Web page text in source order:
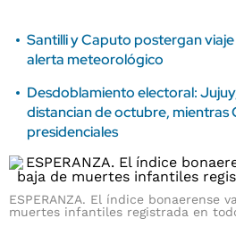
Santilli y Caputo postergan
alerta meteorológico
Desdoblamiento electoral:
distancian de octubre, mientras
presidenciales
ESPERANZA. El índice bonaerense
muertes infantiles registrada en